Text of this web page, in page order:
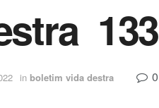
133
in boletim vida destra 0